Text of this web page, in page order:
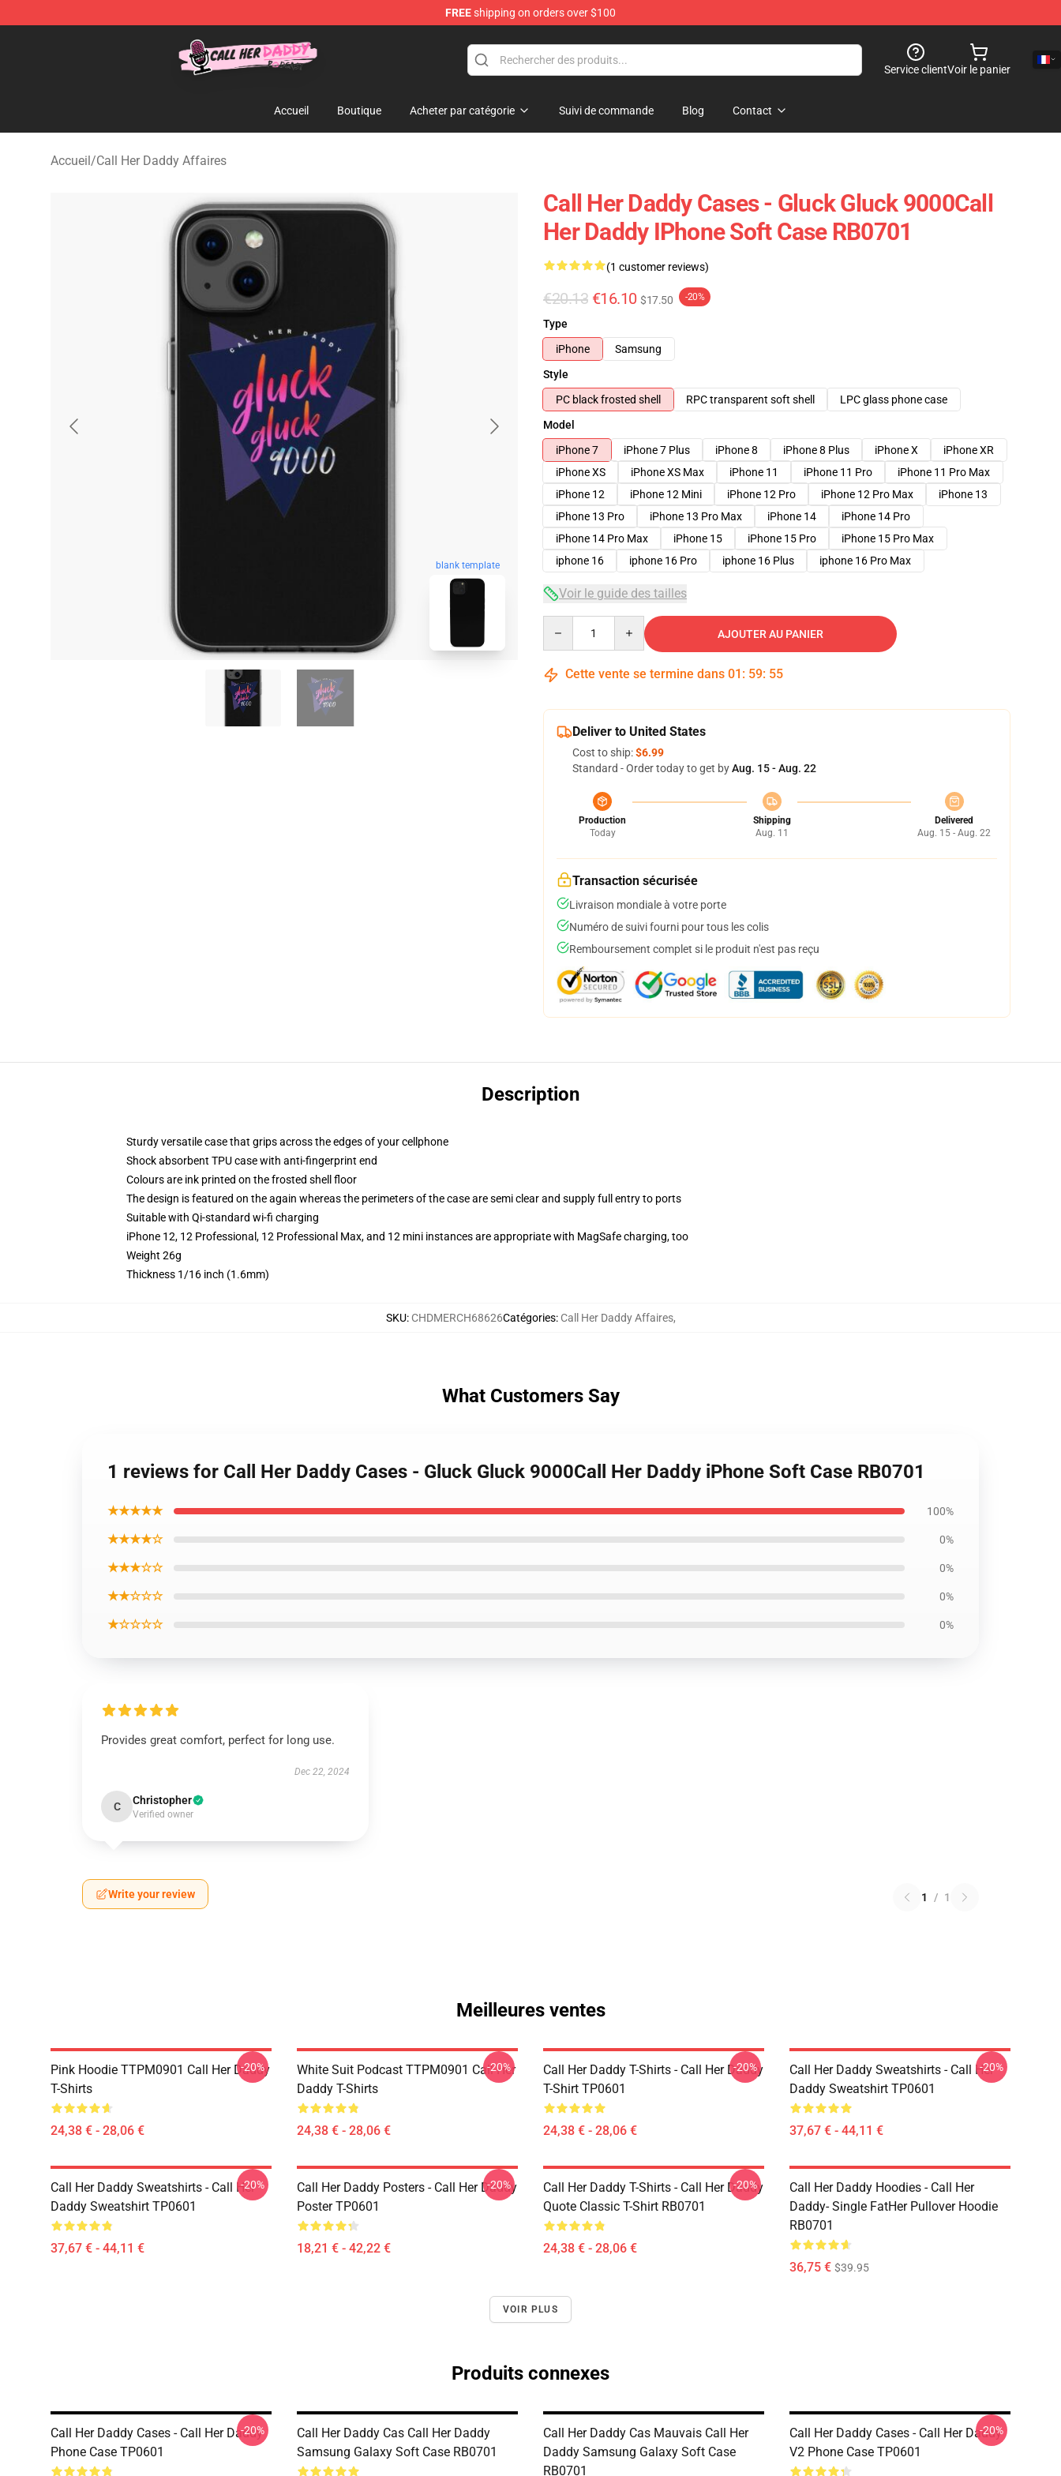
FREEshipping on orders over $100
Call Her Daddy Store - Official Call Her Daddy Merchandise Shop
Service clientVoir le panier
Accueil Boutique Acheter par catégorie Suivi de commande Blog Contact
Accueil/Call Her Daddy Affaires
blank template
Call Her Daddy Cases - Gluck Gluck 9000Call
Her Daddy IPhone Soft Case RB0701
(1 customer reviews)
€20.13 €16.10 $17.50 -20%
Type
iPhone
Samsung
Style
PC black frosted shell
RPC transparent soft shell
LPC glass phone case
Model
iPhone 7
iPhone 7 Plus iPhone 8 iPhone 8 Plus iPhone X
iPhone XR
iPhone XS
iPhone XS Max iPhone 11 iPhone 11 Pro
iPhone 11 Pro Max
iPhone 12
iPhone 12 Mini iPhone 12 Pro iPhone 12 Pro Max
iPhone 13
iPhone 13 Pro
iPhone 13 Pro Max iPhone 14
iPhone 14 Pro
iPhone 14 Pro Max
iPhone 15 iPhone 15 Pro
iPhone 15 Pro Max
iphone 16
iphone 16 Pro iphone 16 Plus iphone 16 Pro Max
Voir le guide des tailles
AJOUTER AU PANIER
Cette vente se termine dans 01 : 59: 54
Deliver to United States
Cost to ship:$6.99
Standard - Order today to get byAug. 15 - Aug. 22
Production
Today
Shipping
Aug. 11
Delivered
Aug. 15 - Aug. 22
Transaction sécurisée
Livraison mondiale à votre porte
Numéro de suivi fourni pour tous les colis
Remboursement complet si le produit n'est pas reçu
Description
Sturdy versatile case that grips across the edges of your cellphone
Shock absorbent TPU case with anti-fingerprint end
Colours are ink printed on the frosted shell floor
The design is featured on the again whereas the perimeters of the case are semi clear and supply full entry to ports
Suitable with Qi-standard wi-fi charging
iPhone 12, 12 Professional, 12 Professional Max, and 12 mini instances are appropriate with MagSafe charging, too
Weight 26g
Thickness 1/16 inch (1.6mm)
SKU: CHDMERCH68626Catégories: Call Her Daddy Affaires,
What Customers Say
1 reviews for Call Her Daddy Cases - Gluck Gluck 9000Call Her Daddy iPhone Soft Case RB0701
★★★★★ 100%
★★★★☆ 0%
★★★☆☆ 0%
★★☆☆☆ 0%
★☆☆☆☆ 0%
Provides great comfort, perfect for long use.
Dec 22, 2024
C Christopher
Verified owner
Write your review 1 / 1
Meilleures ventes
Pink Hoodie TTPM0901 Call Her Daddy
T-Shirts
24,38 € - 28,06 €
-20%
White Suit Podcast TTPM0901 Call Her
Daddy T-Shirts
24,38 € - 28,06 €
-20%
Call Her Daddy T-Shirts - Call Her Daddy
T-Shirt TP0601
24,38 € - 28,06 €
-20%
Call Her Daddy Sweatshirts - Call Her
Daddy Sweatshirt TP0601
37,67 € - 44,11 €
-20%
Call Her Daddy Sweatshirts - Call Her
Daddy Sweatshirt TP0601
37,67 € - 44,11 €
-20%
Call Her Daddy Posters - Call Her Daddy
Poster TP0601
18,21 € - 42,22 €
-20%
Call Her Daddy T-Shirts - Call Her Daddy
Quote Classic T-Shirt RB0701
24,38 € - 28,06 €
-20%
Call Her Daddy Hoodies - Call Her
Daddy- Single FatHer Pullover Hoodie
RB0701
36,75 € $39.95
VOIR PLUS
Produits connexes
Call Her Daddy Cases - Call Her Daddy
Phone Case TP0601
-20%
Call Her Daddy Cas Call Her Daddy
Samsung Galaxy Soft Case RB0701
Call Her Daddy Cas Mauvais Call Her
Daddy Samsung Galaxy Soft Case
RB0701
Call Her Daddy Cases - Call Her Daddy
V2 Phone Case TP0601
-20%